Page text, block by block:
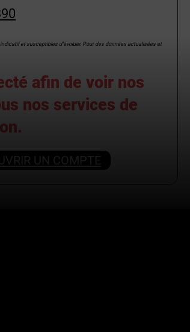
et susceptibles d’évoluer. Pour des données actualisées et
afin de voir nos
nos services de
UN COMPTE